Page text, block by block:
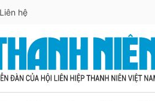
Liên hệ